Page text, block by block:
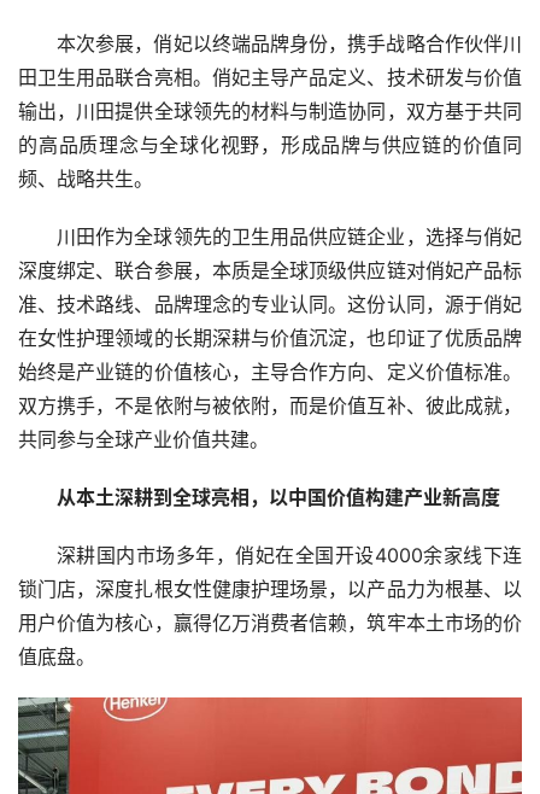
本次参展，俏妃以终端品牌身份，携手战略合作伙伴川
田卫生用品联合亮相。俏妃主导产品定义、技术研发与价值
输出，川田提供全球领先的材料与制造协同，双方基于共同
的高品质理念与全球化视野，形成品牌与供应链的价值同
频、战略共生。
川田作为全球领先的卫生用品供应链企业，选择与俏妃
深度绑定、联合参展，本质是全球顶级供应链对俏妃产品标
准、技术路线、品牌理念的专业认同。这份认同，源于俏妃
在女性护理领域的长期深耕与价值沉淀，也印证了优质品牌
始终是产业链的价值核心，主导合作方向、定义价值标准。
双方携手，不是依附与被依附，而是价值互补、彼此成就，
共同参与全球产业价值共建。
从本土深耕到全球亮相，以中国价值构建产业新高度
深耕国内市场多年，俏妃在全国开设4000余家线下连
锁门店，深度扎根女性健康护理场景，以产品力为根基、以
用户价值为核心，赢得亿万消费者信赖，筑牢本土市场的价
值底盘。